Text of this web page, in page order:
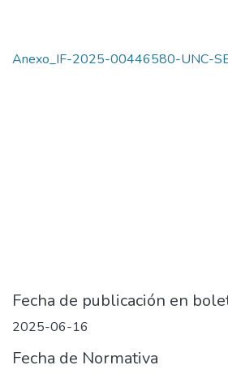
Anexo_IF-2025-00446580-UNC-
Fecha de publicación en
2025-06-16
Fecha de Normativa